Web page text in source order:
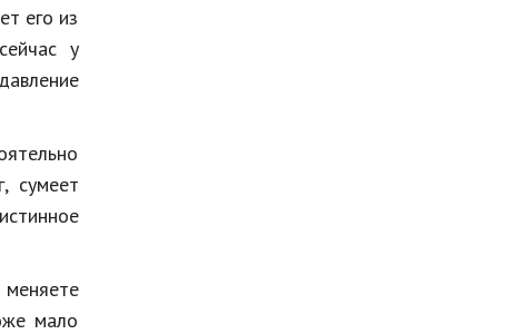
его из
у
сумеет
меняете
мало